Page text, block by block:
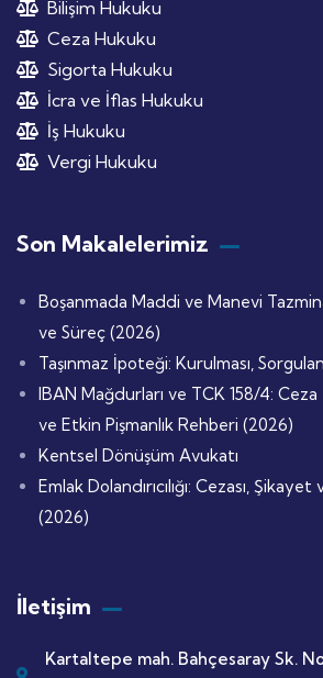
Bilişim Hukuku
Ceza Hukuku
Sigorta Hukuku
İcra ve İflas Hukuku
İş Hukuku
Vergi Hukuku
Son Makalelerimiz
Boşanmada Maddi ve Manevi
ve Süreç (2026)
Taşınmaz İpoteği: Kurulması,
IBAN Mağdurları ve TCK 158/4:
ve Etkin Pişmanlık Rehberi (2026)
Kentsel Dönüşüm Avukatı
Emlak Dolandırıcılığı: Cezası,
(2026)
İletişim
Kartaltepe mah. Bahçesaray Sk.